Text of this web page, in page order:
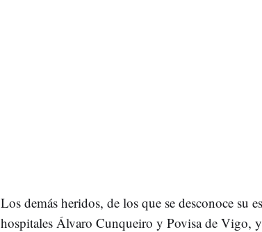
Los demás heridos, de los que se desconoce su
hospitales Álvaro Cunqueiro y Povisa de Vigo,